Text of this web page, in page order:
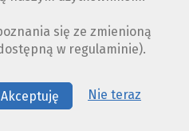
się ze zmienioną
w regulaminie).
Akceptuję Nie teraz